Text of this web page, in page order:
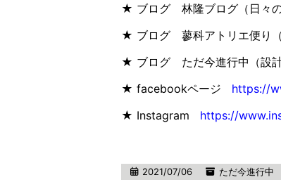
★ ブログ 林隆ブログ（日々の
★ ブログ 蓼科アトリエ便り（
★ ブログ ただ今進行中（設計
★ facebookページ https://
★ Instagram https://
2021/07/06 ただ今進行中